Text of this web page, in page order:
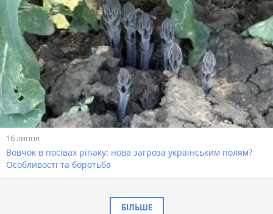
16 липня
Вовчок в посівах ріпаку: нова загроза українським полям?
Особливості та боротьба
БІЛЬШЕ